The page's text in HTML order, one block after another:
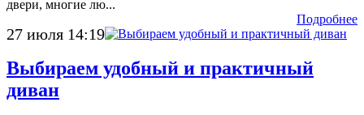
двери, многие лю...
27 июля 14:19
Подробнее
Выбираем удобный и практичный
диван